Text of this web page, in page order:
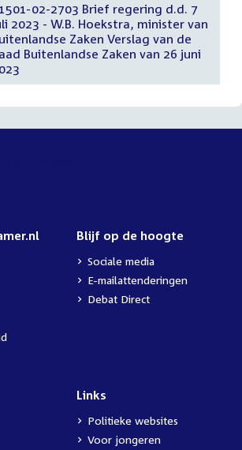
02-2703 Brief regering d.d. 7
2023 - W.B. Hoekstra, minister van
Zaken Verslag van de
Buitenlandse Zaken van 26 juni
Blijf op de hoogte
Sociale media
E-mailattenderingen
Debat Direct
Links
Politieke websites
Voor jongeren